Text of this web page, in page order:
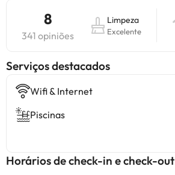
8
341 opiniões
Limpeza
Excelente
Serviços destacados
Wifi & Internet
Piscinas
Horários de check-in e check-out